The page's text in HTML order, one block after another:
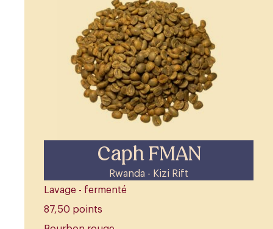
Caph FMAN
Rwanda - Kizi Rift
Lavage - fermenté
87,50 points